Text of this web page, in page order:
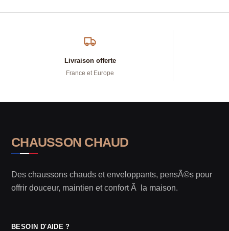
Livraison offerte
France et Europe
CHAUSSON CHAUD
Des chaussons chauds et enveloppants, pensÃ©s pour
offrir douceur, maintien et confort Ã la maison.
BESOIN D'AIDE ?